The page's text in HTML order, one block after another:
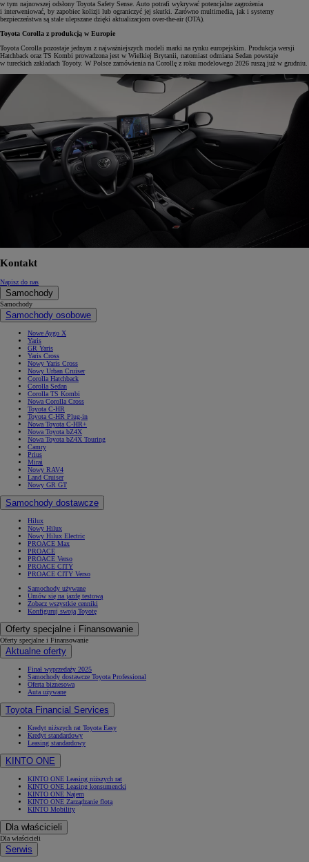
w tym najnowszej odsłony Toyota Safety Sense. Auto potrafi wykrywać potencjalne zagrożenia
i interweniować, by zapobiec kolizji lub ograniczyć jej skutki. Zarówno multimedia, jak i systemy
bezpieczeństwa są stale ulepszane dzięki aktualizacjom over-the-air (OTA).
Toyota Corolla z produkcją w Europie
Toyota Corolla pozostaje jednym z najważniejszych modeli marki na rynku europejskim. Produkcja wersji
Hatchback oraz TS Kombi prowadzona jest w Wielkiej Brytanii, natomiast odmiana Sedan powstaje
w tureckich zakładach Toyoty. W Polsce zamówienia na Corollę z roku modelowego 2026 ruszą już w grudniu.
Kontakt
Napisz do nas
Samochody
Samochody
Samochody osobowe
Nowe Aygo X
Yaris
GR Yaris
Yaris Cross
Nowy Yaris Cross
Nowy Urban Cruiser
Corolla Hatchback
Corolla Sedan
Corolla TS Kombi
Nowa Corolla Cross
Toyota C-HR
Toyota C-HR Plug-in
Nowa Toyota C-HR+
Nowa Toyota bZ4X
Nowa Toyota bZ4X Touring
Camry
Prius
Mirai
Nowy RAV4
Land Cruiser
Nowy GR GT
Samochody dostawcze
Hilux
Nowy Hilux
Nowy Hilux Electric
PROACE Max
PROACE
PROACE Verso
PROACE CITY
PROACE CITY Verso
Samochody używane
Umów się na jazdę testową
Zobacz wszystkie cenniki
Konfiguruj swoją Toyotę
Oferty specjalne i Finansowanie
Oferty specjalne i Finansowanie
Aktualne oferty
Finał wyprzedaży 2025
Samochody dostawcze Toyota Professional
Oferta biznesowa
Auta używane
Toyota Financial Services
Kredyt niższych rat Toyota Easy
Kredyt standardowy
Leasing standardowy
KINTO ONE
KINTO ONE Leasing niższych rat
KINTO ONE Leasing konsumencki
KINTO ONE Najem
KINTO ONE Zarządzanie flotą
KINTO Mobility
Dla właścicieli
Dla właścicieli
Serwis